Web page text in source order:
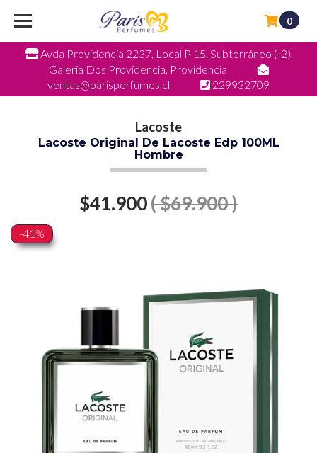
Avda Providencia 2237, Local P 15, Subterráneo (-2),
Galeria Dos Providencia, Providencia
ventas@parisperfumes.cl
229932709
0
Lacoste
Lacoste Original De Lacoste Edp 100ML
Hombre
$41.900( $69.900 )
-41%